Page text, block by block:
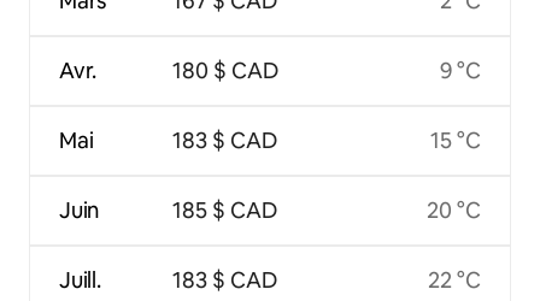
Avr.
Mai
Juin
Juill.
180 $ CAD
183 $ CAD
185 $ CAD
183 $ CAD
9 °C
15 °C
20 °C
22 °C